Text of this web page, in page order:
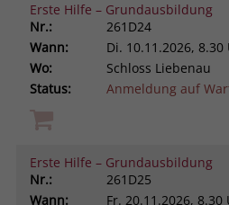
Erste Hilfe – Grundausbildung
Nr.:
261D24
Wann:
Di. 10.11.2026, 8.30
Wo:
Schloss Liebenau
Status:
Anmeldung auf
Erste Hilfe – Grundausbildung
Nr.:
261D25
Wann:
Fr. 20.11.2026, 8.30